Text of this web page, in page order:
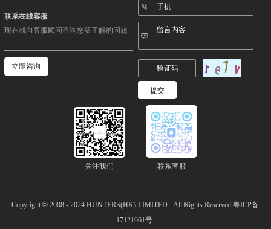
联系在线客服
现在就向客服顾问咨询您要了解的问题
立即咨询
关注我们 联系客服
Copyright© 2008 - 2024HUNTERS(HK) LIMITED All Rights Reserved粤ICP备
17121661号